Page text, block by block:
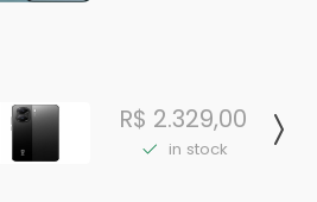
R$ 2.329,00
in stock